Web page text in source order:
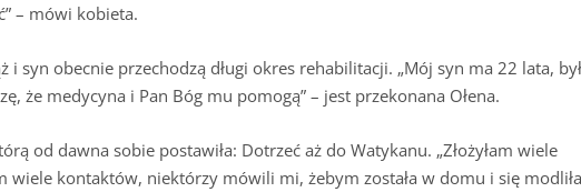
– mówi kobieta.
i syn obecnie przechodzą długi okres rehabilitacji. „Mój syn ma 22 lata,
że medycyna i Pan Bóg mu pomogą” – jest przekonana Ołena.
od dawna sobie postawiła: Dotrzeć aż do Watykanu. „Złożyłam wiele
wiele kontaktów, niektórzy mówili mi, żebym została w domu i się